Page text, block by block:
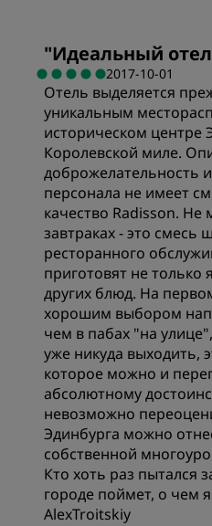
Качество сна
Обслуживание
"Идеальный
2017-10-01
Отель выделяется
уникальным
историческом центре
Королевской миле.
доброжелательность
персонала не имеет
качество Radisson. Не
завтраках - это смесь
ресторанного
приготовят не только
других блюд. На
хорошим выбором
чем в пабах "на
уже никуда выходить,
которое можно и
абсолютному
невозможно
Эдинбурга можно
собственной
Кто хоть раз пытался
городе поймет, о чем
AlexTroitskiy